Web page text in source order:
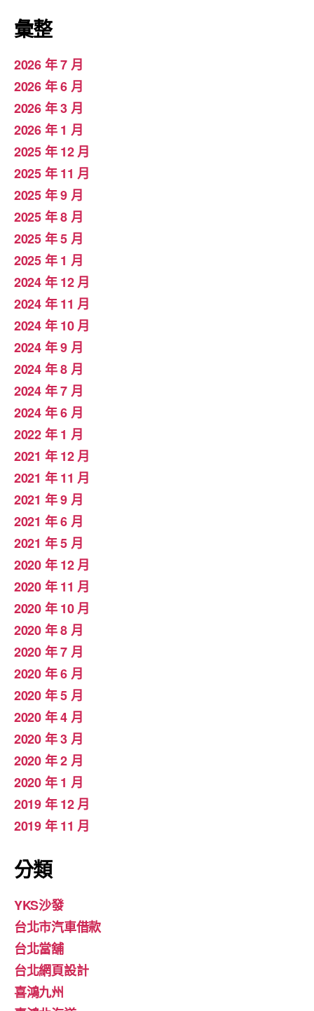
彙整
2026 年 7 月
2026 年 6 月
2026 年 3 月
2026 年 1 月
2025 年 12 月
2025 年 11 月
2025 年 9 月
2025 年 8 月
2025 年 5 月
2025 年 1 月
2024 年 12 月
2024 年 11 月
2024 年 10 月
2024 年 9 月
2024 年 8 月
2024 年 7 月
2024 年 6 月
2022 年 1 月
2021 年 12 月
2021 年 11 月
2021 年 9 月
2021 年 6 月
2021 年 5 月
2020 年 12 月
2020 年 11 月
2020 年 10 月
2020 年 8 月
2020 年 7 月
2020 年 6 月
2020 年 5 月
2020 年 4 月
2020 年 3 月
2020 年 2 月
2020 年 1 月
2019 年 12 月
2019 年 11 月
分類
YKS沙發
台北市汽車借款
台北當舖
台北網頁設計
喜鴻九州